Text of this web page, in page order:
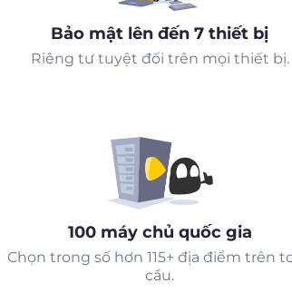
Bảo mật lên đến 7 thiết bị
Riêng tư tuyệt đối trên mọi thiết bị.
100 máy chủ quốc gia
Chọn trong số hơn 115+ địa điểm trên
cầu.